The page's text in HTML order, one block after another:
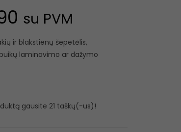
su PVM
ir blakstienų šepetėlis,
laminavimo ar dažymo
gausite 21 taškų(-us)!